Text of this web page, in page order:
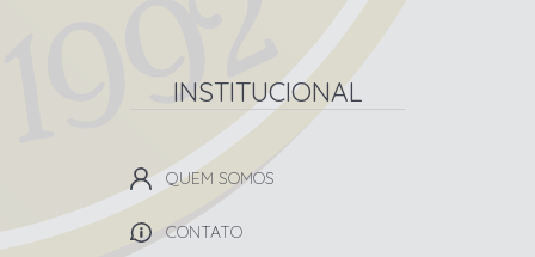
INSTITUCIONAL
QUEM SOMOS
CONTATO